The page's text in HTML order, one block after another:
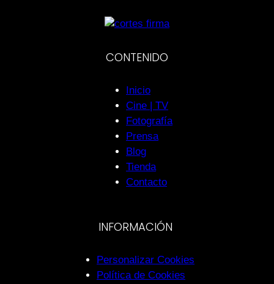
CONTENIDO
Inicio
Cine | TV
Fotografía
Prensa
Blog
Tienda
Contacto
INFORMACIÓN
Personalizar Cookies
Política de Cookies